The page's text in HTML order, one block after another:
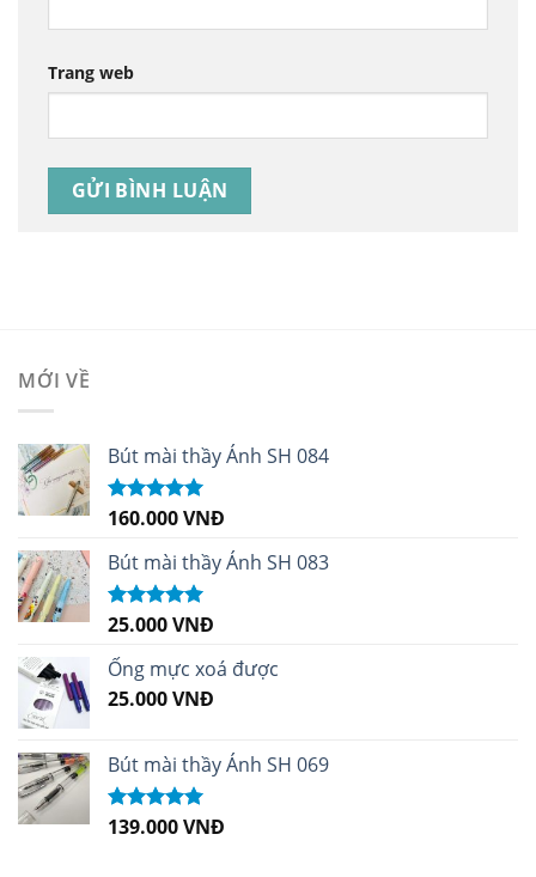
Trang web
MỚI VỀ
Bút mài thầy Ánh SH 084
Được xếp
sao
160.000VNĐ
Bút mài thầy Ánh SH 083
Được xếp
sao
25.000VNĐ
Ống mực xoá được
25.000VNĐ
Bút mài thầy Ánh SH 069
Được xếp
139.000VNĐ